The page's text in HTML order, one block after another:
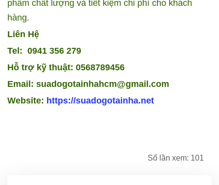
phẩm chất lượng và tiết kiệm chi phí cho khách
hàng.
Liên Hệ
Tel: 0941 356 279
Hỗ trợ kỹ thuật: 0568789456
Email: suadogotainhahcm@gmail.com
Website: https://suadogotainha.net
Số lần xem: 101